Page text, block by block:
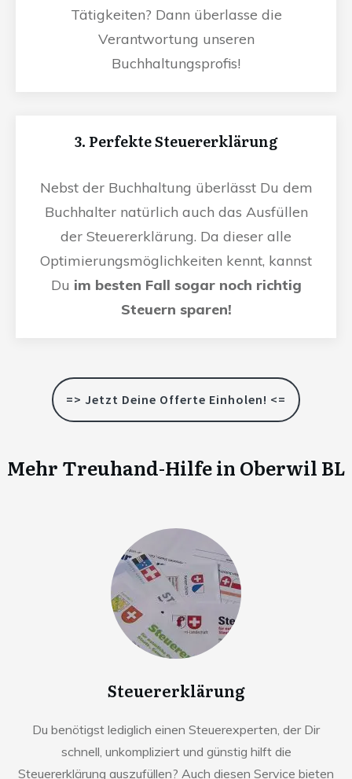
Tätigkeiten? Dann überlasse die
Verantwortung unseren
Buchhaltungsprofis!
3. Perfekte Steuererklärung
Nebst der Buchhaltung überlässt Du dem
Buchhalter natürlich auch das Ausfüllen
der Steuererklärung. Da dieser alle
Optimierungsmöglichkeiten kennt, kannst
Du im besten Fall sogar noch richtig
Steuern sparen!
=> Jetzt Deine Offerte Einholen! <=
Mehr Treuhand-Hilfe in Oberwil BL
Steuererklärung
Du benötigst lediglich einen Steuerexperten, der Dir
schnell, unkompliziert und günstig hilft die
Steuererklärung auszufüllen? Auch diesen Service bieten